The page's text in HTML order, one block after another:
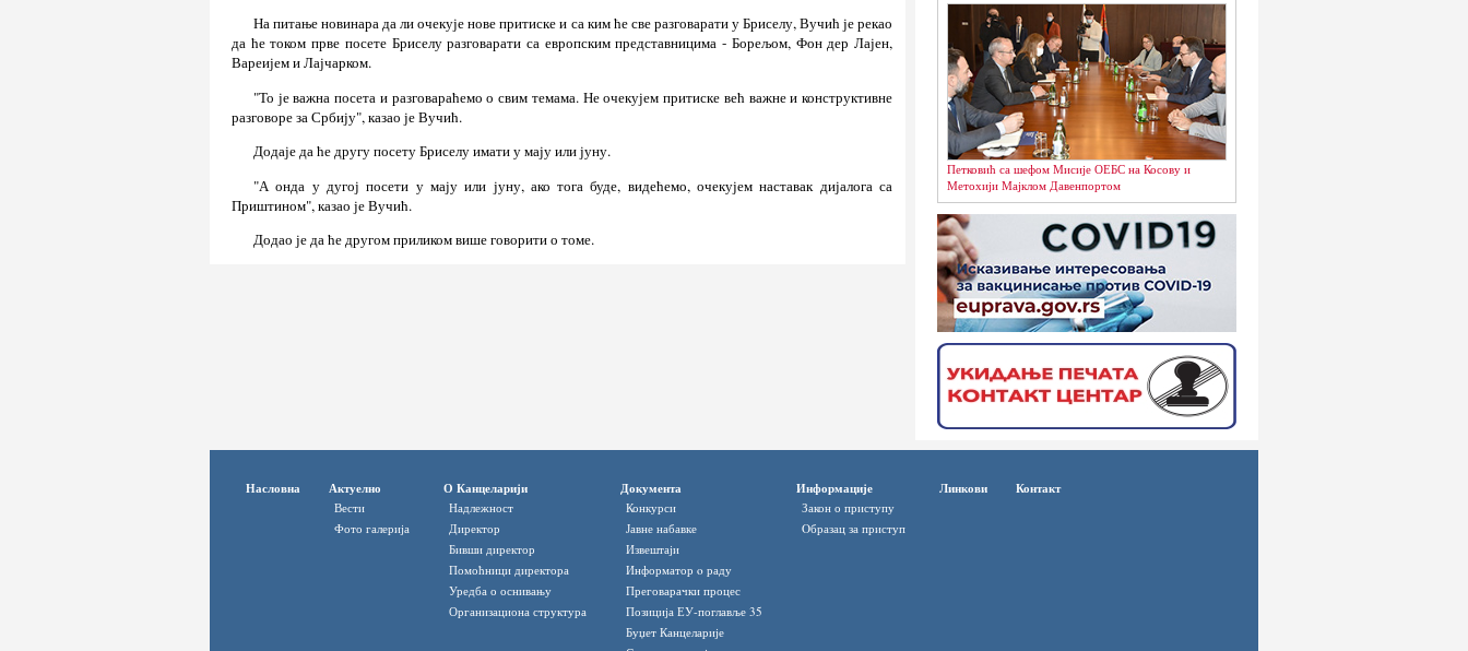
Петковић са шефом Мисије ОЕБС на Косову и
Метохији Мајклом Давенпортом
На питање новинара да ли очекује нове притиске и са ким ће све разговарати у Бриселу, Вучић је рекао
да ће током прве посете Бриселу разговарати са европским представницима - Борељом, Фон дер Лајен,
Вареијем и Лајчарком.
"То је важна посета и разговараћемо о свим темама. Не очекујем притиске већ важне и конструктивне
разговоре за Србију", казао је Вучић.
Додаје да ће другу посету Бриселу имати у мају или јуну.
"А онда у дугој посети у мају или јуну, ако тога буде, видећемо, очекујем наставак дијалога са
Приштином", казао је Вучић.
Додао је да ће другом приликом више говорити о томе.
Насловна Актуелно
Вести
Фото галерија
О Канцеларији
Надлежност
Директор
Бивши директор
Помоћници директора
Уредба о оснивању
Организациона структура
Документа
Конкурси
Јавне набавке
Извештаји
Информатор o раду
Преговарачки процес
Позиција ЕУ-поглавље 35
Буџет Канцеларије
Информације
Закон о приступу
Oбразац за приступ
Линкови Контакт